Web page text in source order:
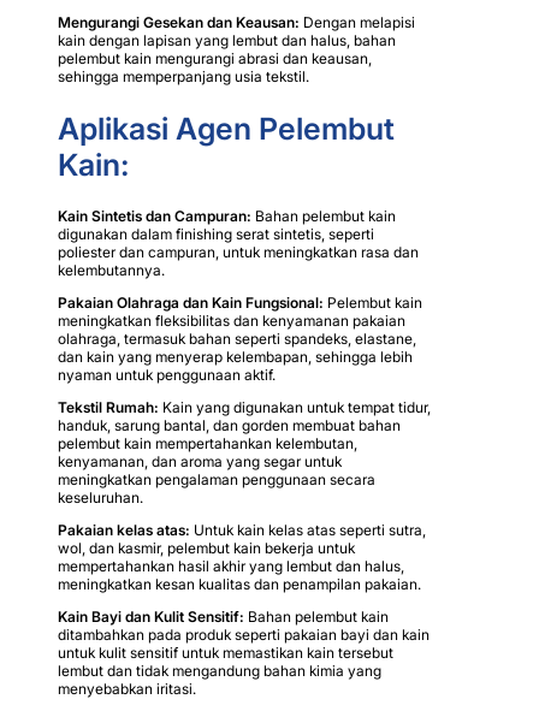
Mengurangi Gesekan dan Keausan: Dengan melapisi
kain dengan lapisan yang lembut dan halus, bahan
pelembut kain mengurangi abrasi dan keausan,
sehingga memperpanjang usia tekstil.
Aplikasi Agen Pelembut
Kain:
Kain Sintetis dan Campuran: Bahan pelembut kain
digunakan dalam finishing serat sintetis, seperti
poliester dan campuran, untuk meningkatkan rasa dan
kelembutannya.
Pakaian Olahraga dan Kain Fungsional: Pelembut kain
meningkatkan fleksibilitas dan kenyamanan pakaian
olahraga, termasuk bahan seperti spandeks, elastane,
dan kain yang menyerap kelembapan, sehingga lebih
nyaman untuk penggunaan aktif.
Tekstil Rumah: Kain yang digunakan untuk tempat tidur,
handuk, sarung bantal, dan gorden membuat bahan
pelembut kain mempertahankan kelembutan,
kenyamanan, dan aroma yang segar untuk
meningkatkan pengalaman penggunaan secara
keseluruhan.
Pakaian kelas atas: Untuk kain kelas atas seperti sutra,
wol, dan kasmir, pelembut kain bekerja untuk
mempertahankan hasil akhir yang lembut dan halus,
meningkatkan kesan kualitas dan penampilan pakaian.
Kain Bayi dan Kulit Sensitif: Bahan pelembut kain
ditambahkan pada produk seperti pakaian bayi dan kain
untuk kulit sensitif untuk memastikan kain tersebut
lembut dan tidak mengandung bahan kimia yang
menyebabkan iritasi.